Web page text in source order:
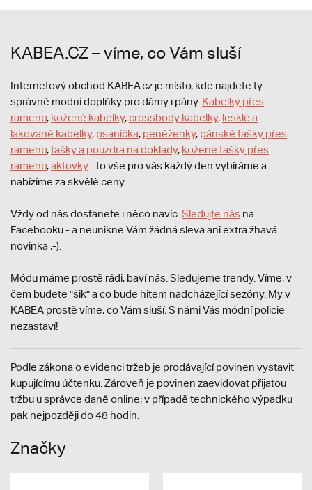
KABEA.CZ – víme, co Vám sluší
Internetový obchod KABEA.cz je místo, kde najdete ty
správné modní doplňky pro dámy i pány. Kabelky přes
rameno, kožené kabelky,crossbody kabelky, lesklé a
lakované kabelky, psaníčka, peněženky, pánské tašky přes
rameno,tašky a pouzdra na doklady, kožené tašky přes
rameno,aktovky... to vše pro vás každý den vybíráme a
nabízíme za skvělé ceny.
Vždy od nás dostanete i něco navíc. Sledujte nás na
Facebooku - a neunikne Vám žádná sleva ani extra žhavá
novinka ;-).
Módu máme prostě rádi, baví nás. Sledujeme trendy. Víme, v
čem budete "šik" a co bude hitem nadcházející sezóny. My v
KABEA prostě víme, co Vám sluší. S námi Vás módní policie
nezastaví!
Podle zákona o evidenci tržeb je prodávající povinen vystavit
kupujícímu účtenku. Zároveň je povinen zaevidovat přijatou
tržbu u správce daně online; v případě technického výpadku
pak nejpozději do 48 hodin.
Značky